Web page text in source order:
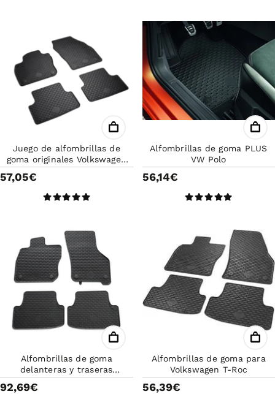
Juego de alfombrillas de
goma originales Volkswagen
delanteras y traseras para T-
57,05€
Alfombrillas de goma PLUS
VW Polo
56,14€
Alfombrillas de goma
delanteras y traseras
originales Volkswagen Golf 8
92,69€
Alfombrillas de goma para
Volkswagen T-Roc
56,39€